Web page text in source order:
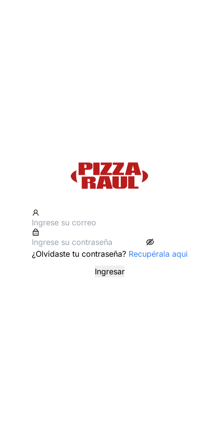
¿Olvidaste tu contraseña? Recupérala aqui
Ingresar